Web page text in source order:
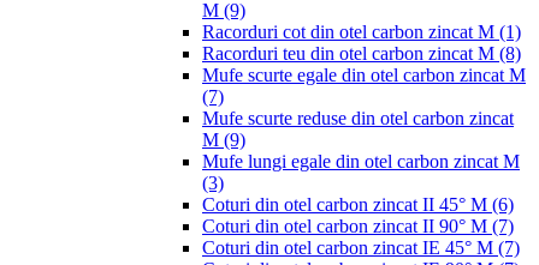
M (9)
Racorduri cot din otel carbon zincat M (1)
Racorduri teu din otel carbon zincat M (8)
Mufe scurte egale din otel carbon zincat M
(7)
Mufe scurte reduse din otel carbon zincat
M (9)
Mufe lungi egale din otel carbon zincat M
(3)
Coturi din otel carbon zincat II 45° M (6)
Coturi din otel carbon zincat II 90° M (7)
Coturi din otel carbon zincat IE 45° M (7)